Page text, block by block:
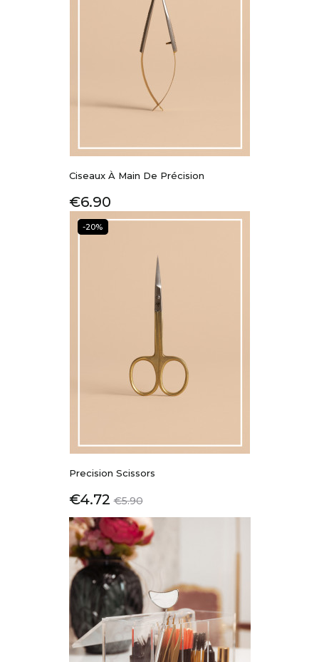
Ciseaux À Main De Précision
Price
€6.90
Precision Scissors
Price
€4.72 Regular
price
€5.90
-20%